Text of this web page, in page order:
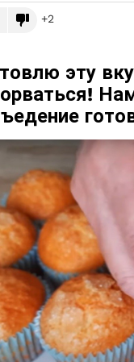
2
эту